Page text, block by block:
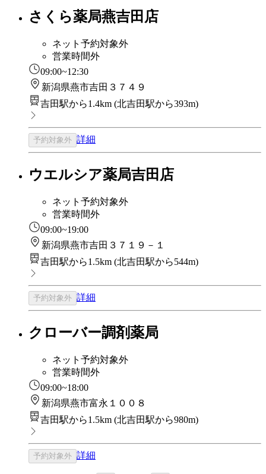
さくら薬局燕吉田店
ネット予約対象外
営業時間外
09:00~12:30
新潟県燕市吉田３７４９
吉田駅から1.4km (北吉田駅から393m)
予約対象外 詳細
ウエルシア薬局吉田店
ネット予約対象外
営業時間外
09:00~19:00
新潟県燕市吉田３７１９－１
吉田駅から1.5km (北吉田駅から544m)
予約対象外 詳細
クローバー調剤薬局
ネット予約対象外
営業時間外
09:00~18:00
新潟県燕市富永１００８
吉田駅から1.5km (北吉田駅から980m)
予約対象外 詳細